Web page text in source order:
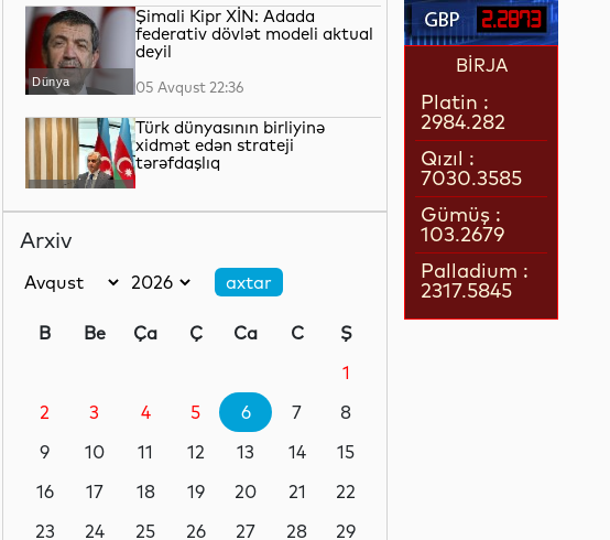
Dünya
Şimali Kipr XİN: Adada
federativ dövlət modeli aktual
deyil
05 Avqust 22:36
YAP xəbərləri
Türk dünyasının birliyinə
xidmət edən strateji
tərəfdaşlıq
Dünya
təkzib edib
05 Avqust 21:57
İqtisadiyyat
Qızılın qiyməti 4200 dolları
05 Avqust 21:37
Arxiv
B Be Ça Ç Ca C
Ş
1
2
3 4 5 6 7
8
9
10 11 12 13 14
15
16
17 18 19 20 21
22
23
24 25 26 27 28
29
2.2873
BİRJA
Platin :
2984.282
Qızıl :
7030.3585
Gümüş :
103.2679
Palladium :
2317.5845